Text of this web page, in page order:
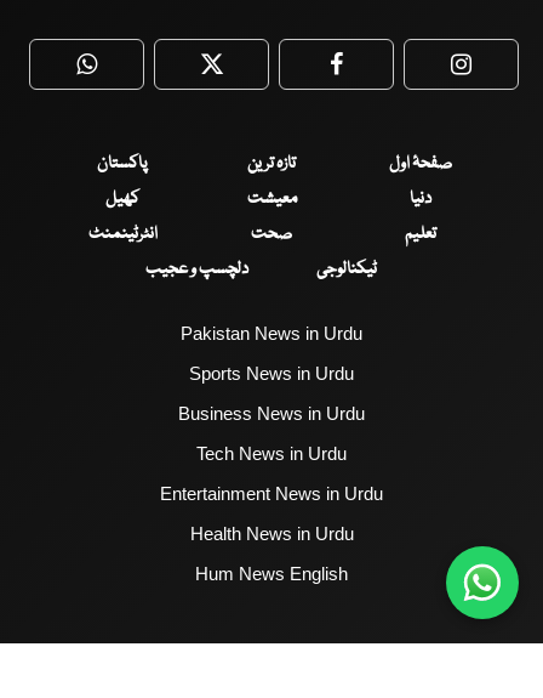
WhatsApp Twitter Facebook
صفحۂ اول تازہ ترین
پاکستان
دنیا
معیشت
کھیل
تعلیم
صحت
انٹرٹینمنٹ
ٹیکنالوجی
دلچسپ و عجیب
Pakistan News in Urdu
Sports News in Urdu
Business News in Urdu
Tech News in Urdu
Entertainment News in Urdu
Health News in Urdu
Hum News English